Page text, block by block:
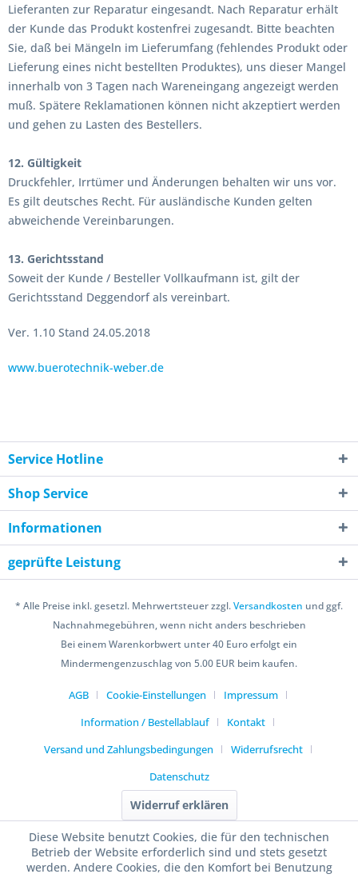
Lieferanten zur Reparatur eingesandt. Nach Reparatur erhält
der Kunde das Produkt kostenfrei zugesandt. Bitte beachten
Sie, daß bei Mängeln im Lieferumfang (fehlendes Produkt oder
Lieferung eines nicht bestellten Produktes), uns dieser Mangel
innerhalb von 3 Tagen nach Wareneingang angezeigt werden
muß. Spätere Reklamationen können nicht akzeptiert werden
und gehen zu Lasten des Bestellers.
12. Gültigkeit
Druckfehler, Irrtümer und Änderungen behalten wir uns vor.
Es gilt deutsches Recht. Für ausländische Kunden gelten
abweichende Vereinbarungen.
13. Gerichtsstand
Soweit der Kunde / Besteller Vollkaufmann ist, gilt der
Gerichtsstand Deggendorf als vereinbart.
Ver. 1.10 Stand 24.05.2018
www.buerotechnik-weber.de
Service Hotline
Shop Service
Informationen
geprüfte Leistung
* Alle Preise inkl. gesetzl. Mehrwertsteuer zzgl.Versandkosten und ggf.
Nachnahmegebühren, wenn nicht anders beschrieben
Bei einem Warenkorbwert unter 40 Euro erfolgt ein
Mindermengenzuschlag von 5.00 EUR beim kaufen.
AGB Cookie-Einstellungen
Impressum
Information / Bestellablauf
Kontakt
Versand und Zahlungsbedingungen
Widerrufsrecht
Datenschutz
Widerruf erklären
Diese Website benutzt Cookies, die für den technischen
Betrieb der Website erforderlich sind und stets gesetzt
werden. Andere Cookies, die den Komfort bei Benutzung